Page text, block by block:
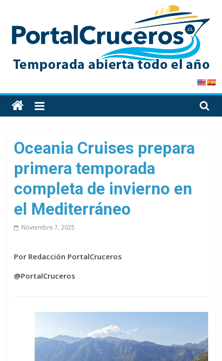
content
PortalCruceros
Toda
la
de
cruceros
en
un
solo
Oceania Cruises prepara
primera temporada
completa de invierno en
el Mediterráneo
Noviembre 7, 2025
Por Redacción PortalCruceros
@PortalCruceros